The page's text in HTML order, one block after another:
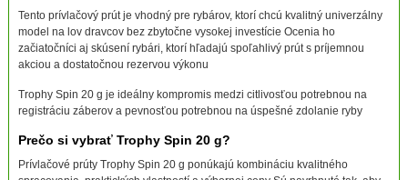
Tento prívlačový prút je vhodný pre rybárov, ktorí chcú kvalitný univerzálny
model na lov dravcov bez zbytočne vysokej investície Ocenia ho
začiatočníci aj skúsení rybári, ktorí hľadajú spoľahlivý prút s príjemnou
akciou a dostatočnou rezervou výkonu
Trophy Spin 20 g je ideálny kompromis medzi citlivosťou potrebnou na
registráciu záberov a pevnosťou potrebnou na úspešné zdolanie ryby
Prečo si vybrať Trophy Spin 20 g?
Prívlačové prúty Trophy Spin 20 g ponúkajú kombináciu kvalitného